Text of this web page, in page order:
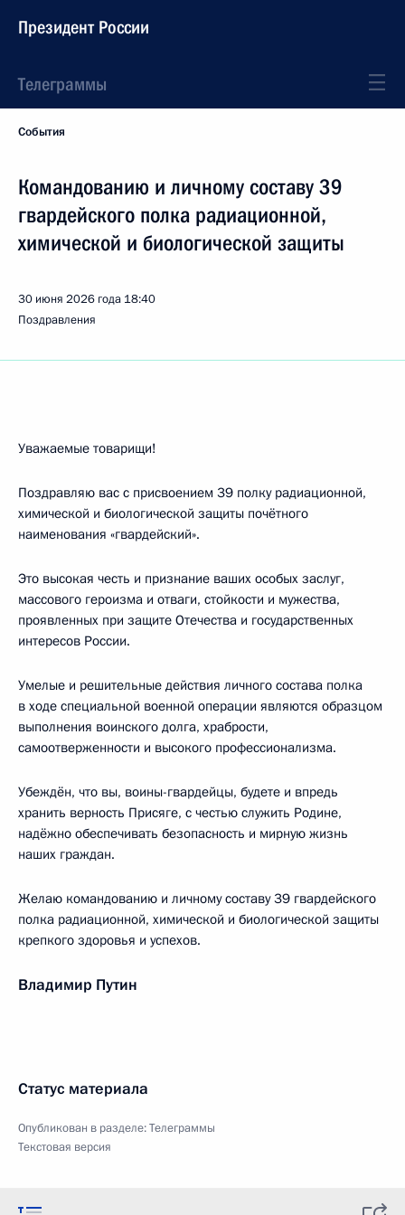
Президент России
Телеграммы
События
Командованию и личному составу 39
гвардейского полка радиационной,
химической и биологической защиты
30 июня 2026 года 18:40
Поздравления
Уважаемые товарищи!
Поздравляю вас с присвоением 39 полку радиационной,
химической и биологической защиты почётного
наименования «гвардейский».
Это высокая честь и признание ваших особых заслуг,
массового героизма и отваги, стойкости и мужества,
проявленных при защите Отечества и государственных
интересов России.
Умелые и решительные действия личного состава полка
в ходе специальной военной операции являются образцом
выполнения воинского долга, храбрости,
самоотверженности и высокого профессионализма.
Убеждён, что вы, воины-гвардейцы, будете и впредь
хранить верность Присяге, с честью служить Родине,
надёжно обеспечивать безопасность и мирную жизнь
наших граждан.
Желаю командованию и личному составу 39 гвардейского
полка радиационной, химической и биологической защиты
крепкого здоровья и успехов.
Владимир Путин
Статус материала
Опубликован в разделе:Телеграммы
Текстовая версия